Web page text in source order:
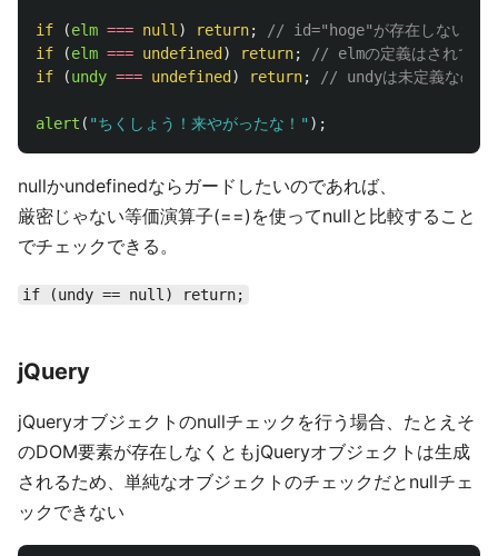
if (elm === null ) return;
// id="hoge"が存在しないので
if
(elm === undefined ) return;
// elmの定義はされてい
if
(undy === undefined ) return; // undyは未定義なので
alert ( "ちくしょう！来やがったな！ " );
nullかundefinedならガードしたいのであれば、
厳密じゃない等価演算子(==)を使ってnullと比較すること
でチェックできる。
if (undy == null) return;
jQuery
jQueryオブジェクトのnullチェックを行う場合、たとえそ
のDOM要素が存在しなくともjQueryオブジェクトは生成
されるため、単純なオブジェクトのチェックだとnullチェ
ックできない